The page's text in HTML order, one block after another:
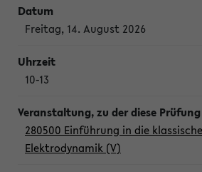
Freitag, 14. August 2026
10-13
280500 Einführung in die
Elektrodynamik (V)